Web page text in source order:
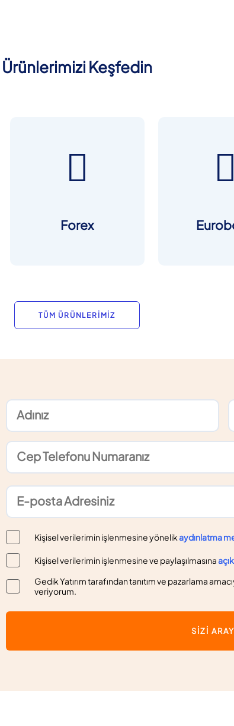
Ürünlerimizi Keşfedin
Forex
TÜM ÜRÜNLERİMİZ
Kişisel verilerimin işlenmesine yönelikaydınlatma
Kişisel verilerimin işlenmesine ve paylaşılmasına
Gedik Yatırım tarafından tanıtım ve pazarlama
veriyorum.
SİZİ